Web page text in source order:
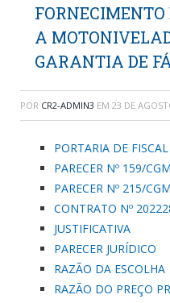
A
GARANTIA DE
POR CR2-ADMIN3 EM 23 DE
PORTARIA DE
PARECER Nº 159/CGM
PARECER Nº 215/CGM
CONTRATO Nº
JUSTIFICATIVA
PARECER JURÍDICO
RAZÃO DA ESCOLHA
RAZÃO DO PREÇO